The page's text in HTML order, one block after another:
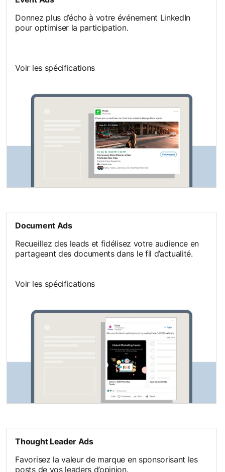
Donnez plus d’écho à votre événement LinkedIn
pour optimiser la participation.
Voir les spécifications
Document Ads
Recueillez des leads et fidélisez votre audience en
partageant des documents dans le fil d’actualité.
Voir les spécifications
Thought Leader Ads
Favorisez la valeur de marque en sponsorisant les
posts de vos leaders d’opinion.